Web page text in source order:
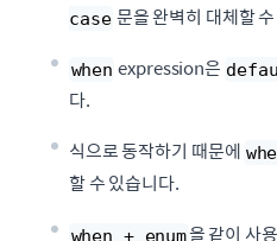
case 문을 완벽히 대체할
when expression은
다.
식으로 동작하기 때문에
할 수 있습니다.
when + enum을 같이 사